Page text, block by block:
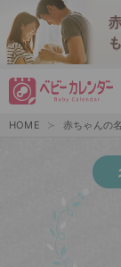
HOME 赤ちゃんの